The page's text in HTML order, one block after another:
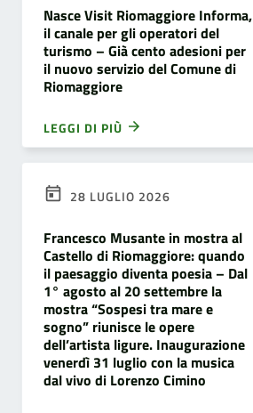
Nasce Visit Riomaggiore Informa,
il canale per gli operatori del
turismo – Già cento adesioni per
il nuovo servizio del Comune di
Riomaggiore
LEGGI DI PIÙ
28 LUGLIO 2026
Francesco Musante in mostra al
Castello di Riomaggiore: quando
il paesaggio diventa poesia – Dal
1° agosto al 20 settembre la
mostra “Sospesi tra mare e
sogno” riunisce le opere
dell’artista ligure. Inaugurazione
venerdì 31 luglio con la musica
dal vivo di Lorenzo Cimino